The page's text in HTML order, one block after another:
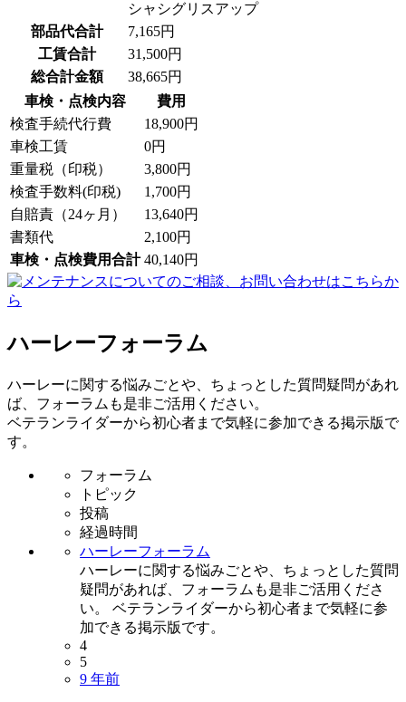
シャシグリスアップ
部品代合計
7,165円
工賃合計
31,500円
総合計金額
38,665円
車検・点検内容
費用
検査手続代行費
18,900円
車検工賃
0円
重量税（印税）
3,800円
検査手数料(印税)
1,700円
自賠責（24ヶ月）
13,640円
書類代
2,100円
車検・点検費用合計 40,140円
ハーレーフォーラム
ハーレーに関する悩みごとや、ちょっとした質問疑問があれ
ば、フォーラムも是非ご活用ください。
ベテランライダーから初心者まで気軽に参加できる掲示版で
す。
フォーラム
トピック
投稿
経過時間
ハーレーフォーラム
ハーレーに関する悩みごとや、ちょっとした質問
疑問があれば、フォーラムも是非ご活用くださ
い。 ベテランライダーから初心者まで気軽に参
加できる掲示版です。
4
5
9 年前